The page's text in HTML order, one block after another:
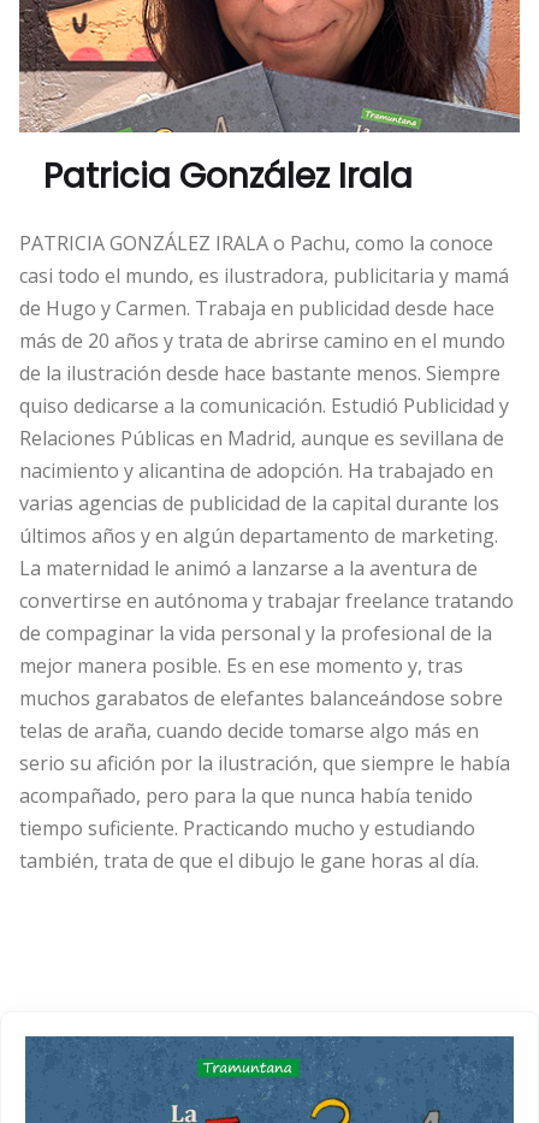
Patricia González Irala
PATRICIA GONZÁLEZ IRALA o Pachu, como la conoce
casi todo el mundo, es ilustradora, publicitaria y mamá
de Hugo y Carmen. Trabaja en publicidad desde hace
más de 20 años y trata de abrirse camino en el mundo
de la ilustración desde hace bastante menos. Siempre
quiso dedicarse a la comunicación. Estudió Publicidad y
Relaciones Públicas en Madrid, aunque es sevillana de
nacimiento y alicantina de adopción. Ha trabajado en
varias agencias de publicidad de la capital durante los
últimos años y en algún departamento de marketing.
La maternidad le animó a lanzarse a la aventura de
convertirse en autónoma y trabajar freelance tratando
de compaginar la vida personal y la profesional de la
mejor manera posible. Es en ese momento y, tras
muchos garabatos de elefantes balanceándose sobre
telas de araña, cuando decide tomarse algo más en
serio su afición por la ilustración, que siempre le había
acompañado, pero para la que nunca había tenido
tiempo suficiente. Practicando mucho y estudiando
también, trata de que el dibujo le gane horas al día.